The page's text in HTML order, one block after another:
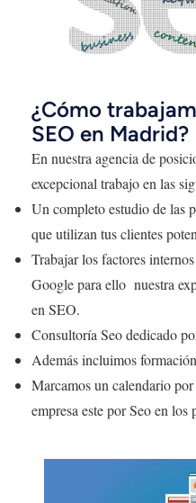
¿Cómo
SEO en Madrid?
En nuestra agencia de
excepcional trabajo en las
Un completo estudio de las
que utilizan tus clientes
Trabajar los factores
Google para ello nuestra
en SEO.
Consultoría Seo dedicado
Además incluimos
Marcamos un calendario
empresa este por Seo en los